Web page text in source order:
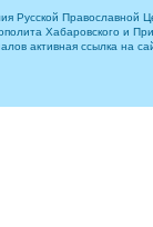
Русской Православной
Хабаровского и
активная ссылка на